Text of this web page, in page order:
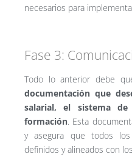
necesarios para
Fase 3:
Todo lo anterior debe
documentación que
salarial, el sistema
formación. Esta
y asegura que todos
definidos y alineados con